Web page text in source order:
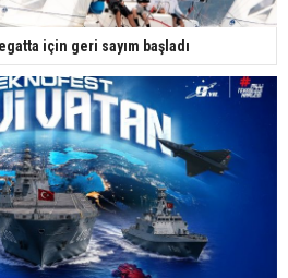
için geri sayım başladı